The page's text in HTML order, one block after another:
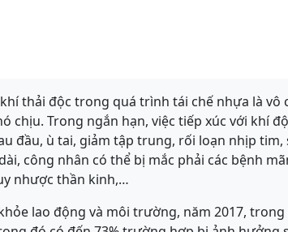
thải độc trong quá trình tái chế nhựa là vô
chịu. Trong ngắn hạn, việc tiếp xúc với khí
đầu, ù tai, giảm tập trung, rối loạn nhịp
công nhân có thể bị mắc phải các bệnh
nhược thần kinh,…
lao động và môi trường, năm 2017,